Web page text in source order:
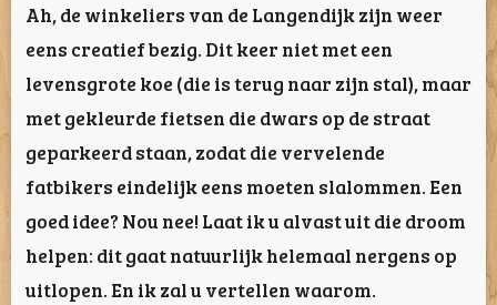
Ah, de winkeliers van de Langendijk zijn weer
eens creatief bezig. Dit keer niet met een
levensgrote koe (die is terug naar zijn stal), maar
met gekleurde fietsen die dwars op de straat
geparkeerd staan, zodat die vervelende
fatbikers eindelijk eens moeten slalommen. Een
goed idee? Nou nee! Laat ik u alvast uit die droom
helpen: dit gaat natuurlijk helemaal nergens op
uitlopen. En ik zal u vertellen waarom.